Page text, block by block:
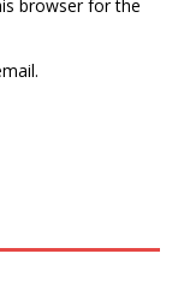
browser for the